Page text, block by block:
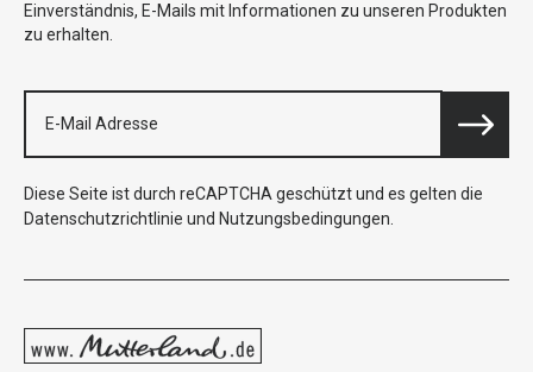
Einverständnis, E-Mails mit Informationen zu unseren Produkten
zu erhalten.
Diese Seite ist durch reCAPTCHA geschützt und es gelten die
Datenschutzrichtlinie und Nutzungsbedingungen